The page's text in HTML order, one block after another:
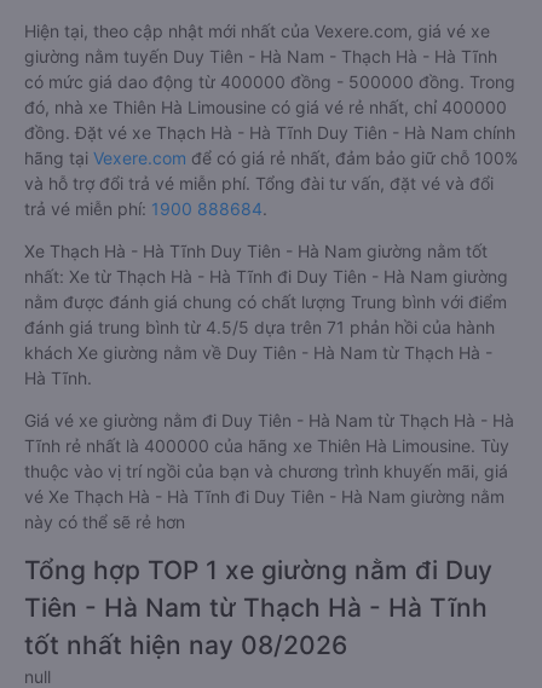
Hiện tại, theo cập nhật mới nhất của Vexere.com, giá vé xe
giường nằm tuyến Duy Tiên - Hà Nam - Thạch Hà - Hà Tĩnh
có mức giá dao động từ 400000 đồng - 500000 đồng. Trong
đó, nhà xe Thiên Hà Limousine có giá vé rẻ nhất, chỉ 400000
đồng. Đặt vé xe Thạch Hà - Hà Tĩnh Duy Tiên - Hà Nam chính
hãng tại Vexere.com để có giá rẻ nhất, đảm bảo giữ chỗ 100%
và hỗ trợ đổi trả vé miễn phí. Tổng đài tư vấn, đặt vé và đổi
trả vé miễn phí: 1900 888684.
Xe Thạch Hà - Hà Tĩnh Duy Tiên - Hà Nam giường nằm tốt
nhất: Xe từ Thạch Hà - Hà Tĩnh đi Duy Tiên - Hà Nam giường
nằm được đánh giá chung có chất lượng Trung bình với điểm
đánh giá trung bình từ 4.5/5 dựa trên 71 phản hồi của hành
khách Xe giường nằm về Duy Tiên - Hà Nam từ Thạch Hà -
Hà Tĩnh.
Giá vé xe giường nằm đi Duy Tiên - Hà Nam từ Thạch Hà - Hà
Tĩnh rẻ nhất là 400000 của hãng xe Thiên Hà Limousine. Tùy
thuộc vào vị trí ngồi của bạn và chương trình khuyến mãi, giá
vé Xe Thạch Hà - Hà Tĩnh đi Duy Tiên - Hà Nam giường nằm
này có thể sẽ rẻ hơn
Tổng hợp TOP 1 xe giường nằm đi Duy
Tiên - Hà Nam từ Thạch Hà - Hà Tĩnh
tốt nhất hiện nay 08/2026
null